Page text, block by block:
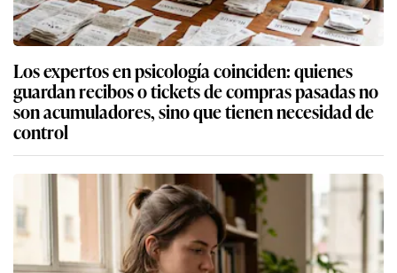
Los expertos en psicología coinciden: quienes
guardan recibos o tickets de compras pasadas no
son acumuladores, sino que tienen necesidad de
control